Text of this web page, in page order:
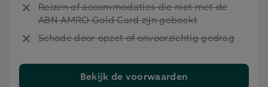
Reizen of accommodaties die niet met de
ABN AMRO Gold Card zijn geboekt
Schade door opzet of onvoorzichtig gedrag
Bekijk de voorwaarden